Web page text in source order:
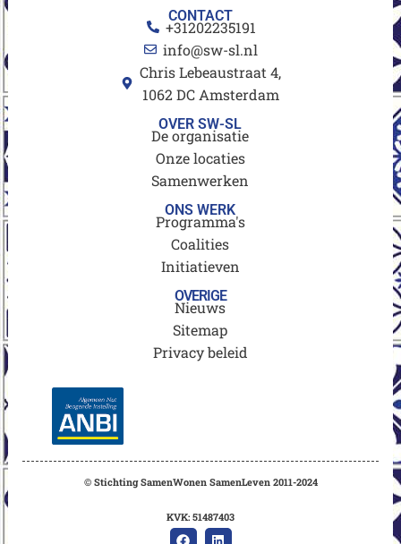
CONTACT
+31202235191
info@sw-sl.nl
Chris Lebeaustraat 4,
1062 DC Amsterdam
OVER SW-SL
De organisatie
Onze locaties
Samenwerken
ONS WERK
Programma's
Coalities
Initiatieven
OVERIGE
Nieuws
Sitemap
Privacy beleid
© Stichting SamenWonen SamenLeven 2011-2024
KVK: 51487403
F L